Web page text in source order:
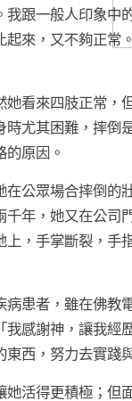
我跟一般人印象中
起來，又不夠正常
她看來四肢正常，
時尤其困難，摔倒
的原因。
在公眾場合摔倒的
千年，她又在公司
上，手掌斷裂，手
病患者，雖在佛教
我感謝神，讓我經
東西，努力去實踐
她活得更積極；但